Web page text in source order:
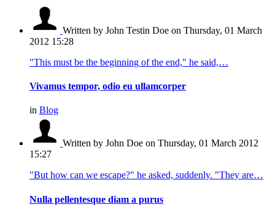
Written by John Testin Doe on Thursday, 01 March
2012 15:28
"This must be the beginning of the end," he said,…
Vivamus tempor, odio eu ullamcorper
in Blog
Written by John Doe on Thursday, 01 March 2012
15:27
"But how can we escape?" he asked, suddenly. "They are…
Nulla pellentesque diam a purus